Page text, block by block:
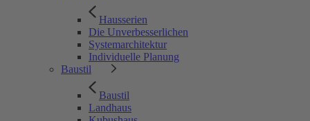
Hausserien
Die Unverbesserlichen
Systemarchitektur
Individuelle Planung
Baustil
Baustil
Landhaus